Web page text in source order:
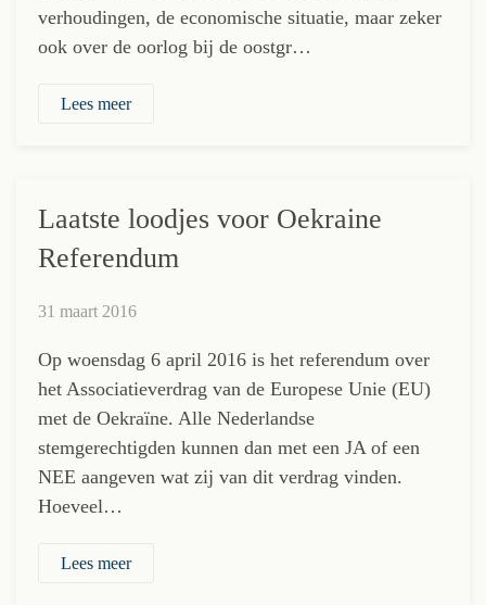
verhoudingen, de economische situatie, maar zeker
ook over de oorlog bij de oostgr…
Lees meer
Laatste loodjes voor Oekraine
Referendum
31 maart 2016
Op woensdag 6 april 2016 is het referendum over
het Associatieverdrag van de Europese Unie (EU)
met de Oekraïne. Alle Nederlandse
stemgerechtigden kunnen dan met een JA of een
NEE aangeven wat zij van dit verdrag vinden.
Hoeveel…
Lees meer